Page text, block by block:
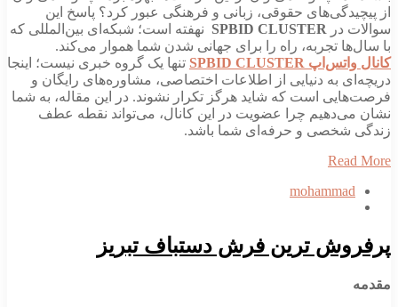
از پیچیدگی‌های حقوقی، زبانی و فرهنگی عبور کرد؟ پاسخ این
سوالات در SPBID CLUSTERنهفته است؛ شبکه‌ای بین‌المللی که
با سال‌ها تجربه، راه را برای جهانی شدن شما هموار می‌کند.
کانال واتس‌اپ SPBID CLUSTER
تنها یک گروه خبری نیست؛ اینجا
دریچه‌ای به دنیایی از اطلاعات اختصاصی، مشاوره‌های رایگان و
فرصت‌هایی است که شاید هرگز تکرار نشوند. در این مقاله، به شما
نشان می‌دهیم چرا عضویت در این کانال، می‌تواند نقطه عطف
زندگی شخصی و حرفه‌ای شما باشد.
Read More
mohammad
پرفروش ترین فرش دستباف تبریز
مقدمه